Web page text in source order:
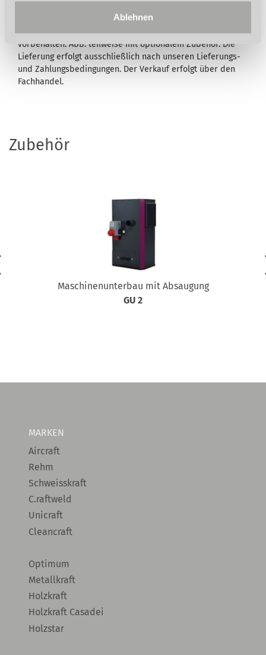
Ablehnen
Druckfehler, Irrtümer oder fehlerhafte Darstellung wird
nicht gehaftet. Technische und optische Änderungen sind
vorbehalten. Abb. teilweise mit optionalem Zubehör. Die
Lieferung erfolgt ausschließlich nach unseren Lieferungs-
und Zahlungsbedingungen. Der Verkauf erfolgt über den
Fachhandel.
Zubehör
Maschinenunterbau mit Absaugung
GU 2
MARKEN
Aircraft
Rehm
Schweisskraft
C.raftweld
Unicraft
Cleancraft
Optimum
Metallkraft
Holzkraft
Holzkraft Casadei
Holzstar